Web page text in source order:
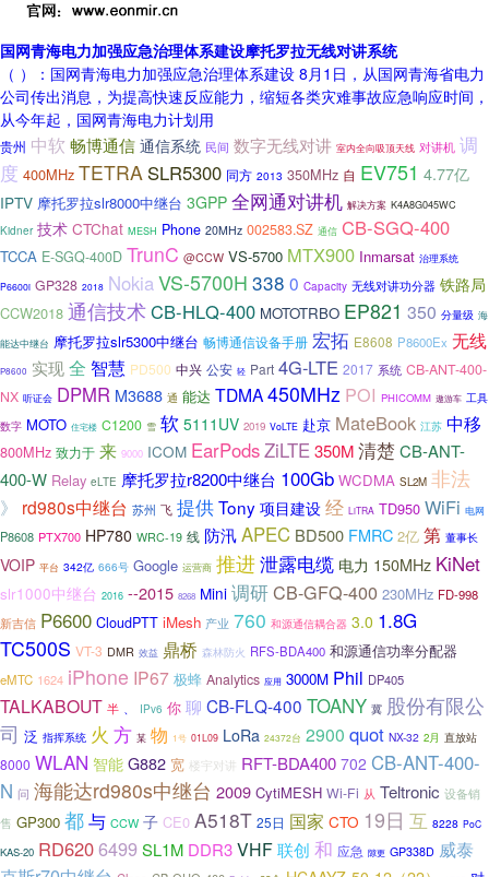
国网青海电力加强应急治理体系建设摩托罗拉无线对讲系统
（ ）：国网青海电力加强应急治理体系建设 8月1日，从国网青海省电力
公司传出消息，为提高快速反应能力，缩短各类灾难事故应急响应时间，
从今年起，国网青海电力计划用
贵州 中软 畅博通信通信系统 民间 数字无线对讲 室内全向吸顶天线 对讲机 调
度 400MHz TETRA SLR5300 同方 2013 350MHz 自 EV751 4.77亿
IPTV 摩托罗拉slr8000中继台 3GPP 全网通对讲机 解决方案 K4A8G045WC
Kidner 技术 CTChat MESH Phone 20MHz 002583.SZ 通信 CB-SGQ-400
TCCA E-SGQ-400D TrunC @CCW VS-5700 MTX900 Inmarsat 治理系统
P6600i GP328 2018 NokiaVS-5700H 338 0 Capacity 无线对讲功分器 铁路局
CCW2018 通信技术CB-HLQ-400 MOTOTRBO EP821 350 分量级 海
能达中继台 摩托罗拉slr5300中继台 畅博通信设备手册 宏拓 E8608 P8600Ex 无线
P8600 实现全 智慧 PD500 中兴 公安 轻 Part 4G-LTE 2017 系统 CB-ANT-400-
NX 听证会 DPMR M3688 通 能达 TDMA450MHz POI PHICOMM 遨游车 工具
数字 MOTO 住宅楼 C1200 雪 软 5111UV 2019 VoLTE 赴京 MateBook 江苏 中移
800MHz 致力于 来 9000 ICOM EarPodsZiLTE350M清楚 CB-ANT-
400-W Relay eLTE 摩托罗拉r8200中继台 100Gb WCDMA SL2M 非法
》 rd980s中继台 苏州 飞 提供Tony 项目建设 经 LiTRA TD950 WiFi 电网
P8608 PTX700 HP780 WRC-19 线 防汛APEC BD500 FMRC 2亿 第 董事长
VOIP 平台 342亿 666号 Google 运营商 推进泄露电缆 电力 150MHz KiNet
slr1000中继台 2016 --2015 8268 Mini 调研CB-GFQ-400 230MHz FD-998
新吉信 P6600 CloudPTT iMesh 产业 760 和源通信耦合器 3.0 1.8G
TC500S VT-3 DMR 效益 鼎桥 森林防火 RFS-BDA400 和源通信功率分配器
eMTC 1624 iPhone IP67 极蜂 Analytics 应用 3000M Phil DP405
TALKABOUT 半 IPv6 你 聊 CB-FLQ-400 TOANY 冀 股份有限公
司 泛 指挥系统 火 方 某 物 1号 01L09 LoRa 24372台 2900 quot NX-32 2月 直放站
8000 WLAN 智能 G882 宽 楼宇对讲 RFT-BDA400 702 CB-ANT-400-
N 问 海能达rd980s中继台 2009 CytiMESH Wi-Fi 从 Teltronic 设备销
售 GP300 都与 CCW 子 CE0 A518T 25日 国家 CTO 19日 互 8228 PoC
KAS-20 RD6206499SL1M DDR3VHF联创 和 应急 隙更 GP338D 威泰